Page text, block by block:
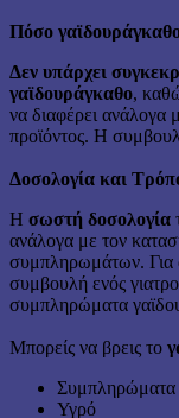
Πόσο
Δεν υπάρχει
γαϊδουράγκαθο,
να διαφέρει ανάλογα
προϊόντος. Η
Δοσολογία και
Η σωστή δοσολογία
ανάλογα με τον
συμπληρωμάτων. Για
συμβουλή ενός
συμπληρώματα
Μπορείς να βρεις το
Συμπληρώματα
Υγρό